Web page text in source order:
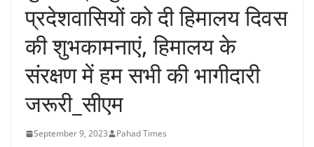
प्रदेशवासियों को दी हिमालय दिवस
की शुभकामनाएं, हिमालय के
संरक्षण में हम सभी की भागीदारी
जरूरी_सीएम
September 9, 2023 Pahad Times